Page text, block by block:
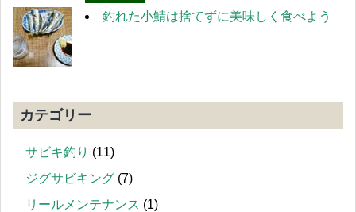
釣れた小鯖は捨てずに美味しく食べよう
カテゴリー
サビキ釣り (11)
ジグサビキング (7)
リールメンテナンス (1)